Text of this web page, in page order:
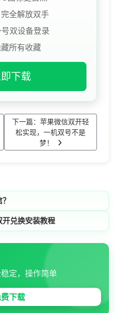
全解放双手
双设备登录
所有收藏
下载
下一篇：苹果微信双开轻
松实现，一机双号不是
梦！
开兑换安装教程
定，操作简单
下载